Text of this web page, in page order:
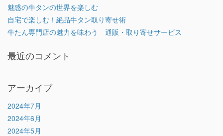
魅惑の牛タンの世界を楽しむ
自宅で楽しむ！絶品牛タン取り寄せ術
牛たん専門店の魅力を味わう 通販・取り寄せサービス
最近のコメント
アーカイブ
2024年7月
2024年6月
2024年5月